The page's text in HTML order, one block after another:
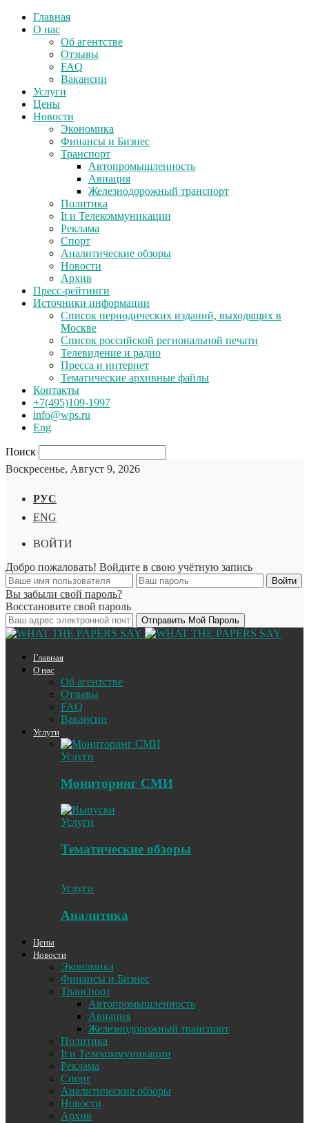
Главная
О нас
Об агентстве
Отзывы
FAQ
Вакансии
Услуги
Цены
Новости
Экономика
Финансы и Бизнес
Транспорт
Автопромышленность
Авиация
Железнодорожный транспорт
Политика
It и Телекоммуникации
Реклама
Спорт
Аналитические обзоры
Новости
Архив
Пресс-рейтинги
Источники информации
Список периодических изданий, выходящих в
Москве
Список российской региональной печати
Телевидение и радио
Пресса и интернет
Тематические архивные файлы
Контакты
+7(495)109-1997
info@wps.ru
Eng
Поиск
Воскресенье, Август 9, 2026
РУС
ENG
ВОЙТИ
Добро пожаловать! Войдите в свою учётную запись
Вы забыли свой пароль?
Восстановите свой пароль
Главная
О нас
Об агентстве
Отзывы
FAQ
Вакансии
Услуги
Услуги
Мониторинг СМИ
Услуги
Тематические обзоры
Услуги
Аналитика
Цены
Новости
Экономика
Финансы и Бизнес
Транспорт
Автопромышленность
Авиация
Железнодорожный транспорт
Политика
It и Телекоммуникации
Реклама
Спорт
Аналитические обзоры
Новости
Архив